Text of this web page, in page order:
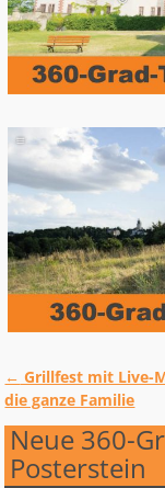
← Grillfest mit Live-
die ganze Familie
Neue 360-
Posterstein